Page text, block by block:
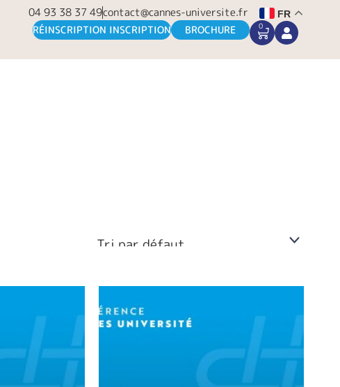
04 93 38 37 49contact@cannes-universite.fr FR
RÉINSCRIPTION INSCRIPTION BROCHURE 0
CART